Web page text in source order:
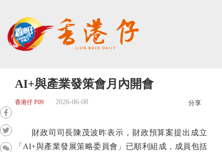
AI+與產業發策會月內開會
香港仔 P09 2026-06-08 分享
財政司司長陳茂波昨表示，財政預算案提出成立
「AI+與產業發展策略委員會」已順利組成，成員包括